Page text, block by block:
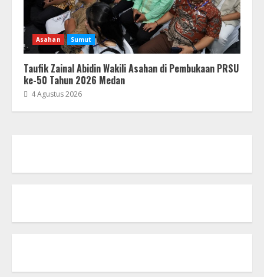
Asahan Sumut
Taufik Zainal Abidin Wakili Asahan di Pembukaan PRSU
ke-50 Tahun 2026 Medan
4 Agustus 2026